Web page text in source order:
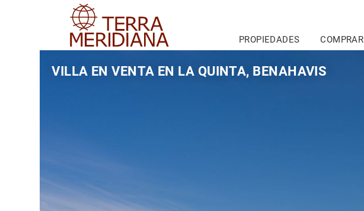
PROPIEDADES COMPRAR
VILLA EN VENTA EN LA QUINTA, BENAHAVIS